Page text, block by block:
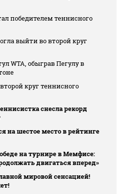
победителем теннисного
выйти во второй круг
WTA, обыграв Пегулу в
круг теннисного
снесла рекорд
на шестое место в рейтинге
на турнире в Мемфисе:
двигаться вперед»
мировой сенсацией!